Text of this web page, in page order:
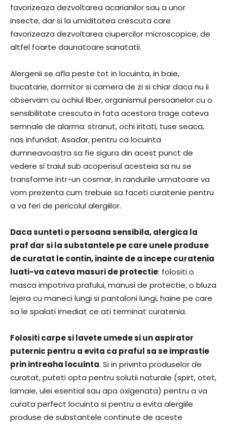
favorizeaza dezvoltarea acarianilor sau a unor
insecte, dar si la umiditatea crescuta care
favorizeaza dezvoltarea ciupercilor microscopice, de
altfel foarte daunatoare sanatatii.
Alergenii se afla peste tot in locuinta, in baie,
bucatarie, dormitor si camera de zi si chiar daca nu ii
observam cu ochiul liber, organismul persoanelor cu o
sensibilitate crescuta in fata acestora trage cateva
semnale de alarma: stranut, ochi iritati, tuse seaca,
nas infundat. Asadar, pentru ca locuinta
dumneavoastra sa fie sigura din acest punct de
vedere si traiul sub acoperisul acesteia sa nu se
transforme intr-un cosmar, in randurile urmatoare va
vom prezenta cum trebuie sa faceti curatenie pentru
a va feri de pericolul alergiilor.
Daca sunteti o persoana sensibila, alergica la
praf dar si la substantele pe care unele produse
de curatat le contin, inainte de a incepe curatenia
luati-va cateva masuri de protectie: folositi o
masca impotriva prafului, manusi de protectie, o bluza
lejera cu maneci lungi si pantaloni lungi, haine pe care
sa le spalati imediat ce ati terminat curatenia.
Folositi carpe si lavete umede si un aspirator
puternic pentru a evita ca praful sa se imprastie
prin intreaha locuinta. Si in privinta produselor de
curatat, puteti opta pentru solutii naturale (spirt, otet,
lamaie, ulei esential sau apa oxigenata) pentru a va
curata perfect locuinta si pentru a evita alergiile
produse de substantele continute de aceste